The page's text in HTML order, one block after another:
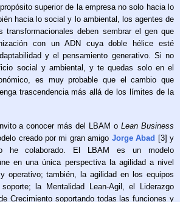
superior de la empresa no solo hacia lo
hacia lo social y lo ambiental, los agentes de
transformacionales deben sembrar el gen que
con un ADN cuya doble hélice esté
y el pensamiento generativo. Si no
social y ambiental, y te quedas solo en el
es muy probable que el cambio que
trascendencia más allá de los límites de la
a conocer más del LBAM oLean Business
creado por mi gran amigo Jorge Abad [3] y
he colaborado. El LBAM es un modelo
en una única perspectiva la agilidad a nivel
operativo; también, la agilidad en los equipos
la Mentalidad Lean-Agil, el Liderazgo
Crecimiento soportando todas las funciones y